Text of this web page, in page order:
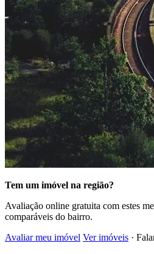
Tem um imóvel na região?
Avaliação online gratuita com estes
comparáveis do bairro.
Avaliar meu imóvel Ver imóveis ·